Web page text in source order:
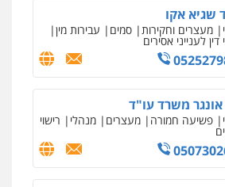
איהאב ג'לג'ולי
מעצרים וחקירות עורכי דין לענייני
בן שושן, עורך דין פלילי
מעצרים וחקירות פשיעה חמורה
רישום פלילי
שגיא אקו
מעצרים וחקירות סמים עבירות מין
דין לענייני אסירים
אונגר משרד עו"ד
פשיעה חמורה מעצרים מנהלי רישוי
קידר – צלם
הלל – מוניטין